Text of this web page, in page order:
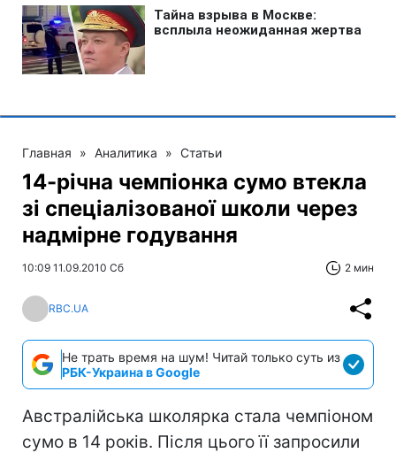
Главная » Аналитика » Статьи
14-річна чемпіонка сумо втекла
зі спеціалізованої школи через
надмірне годування
10:09 11.09.2010 Сб 2 мин
RBC.UA
Не трать время на шум! Читай только суть из
РБК-Украина в Google
Австралійська школярка стала чемпіоном
сумо в 14 років. Після цього її запросили